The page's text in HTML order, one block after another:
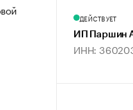
ДЕЙСТВУЕТ
ИП Паршин
ИНН: